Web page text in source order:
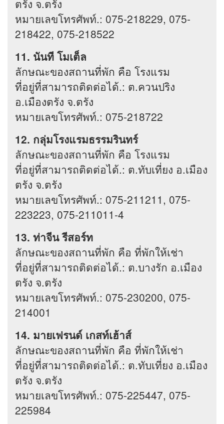
ตรัง จ.ตรัง
หมายเลขโทรศัพท์.: 075-218229, 075-
218422, 075-218522
11. นันที โมเต็ล
ลักษณะของสถานที่พัก คือ โรงแรม
ที่อยู่ที่สามารถติดต่อได้.: ต.ควนปริง
อ.เมืองตรัง จ.ตรัง
หมายเลขโทรศัพท์.: 075-218722
12. กลุ่มโรงแรมธรรมรินทร์
ลักษณะของสถานที่พัก คือ โรงแรม
ที่อยู่ที่สามารถติดต่อได้.: ต.ทับเที่ยง อ.เมือง
ตรัง จ.ตรัง
หมายเลขโทรศัพท์.: 075-211211, 075-
223223, 075-211011-4
13. ท่าจีน รีสอร์ท
ลักษณะของสถานที่พัก คือ ที่พักให้เช่า
ที่อยู่ที่สามารถติดต่อได้.: ต.บางรัก อ.เมือง
ตรัง จ.ตรัง
หมายเลขโทรศัพท์.: 075-230200, 075-
214001
14. มายเฟรนด์ เกสท์เฮ้าส์
ลักษณะของสถานที่พัก คือ ที่พักให้เช่า
ที่อยู่ที่สามารถติดต่อได้.: ต.ทับเที่ยง อ.เมือง
ตรัง จ.ตรัง
หมายเลขโทรศัพท์.: 075-225447, 075-
225984